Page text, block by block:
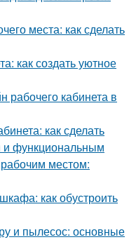
места: как сделать
как создать уютное
рабочего кабинета в
как сделать
и функциональным
местом:
как обустроить
и пылесос: основные